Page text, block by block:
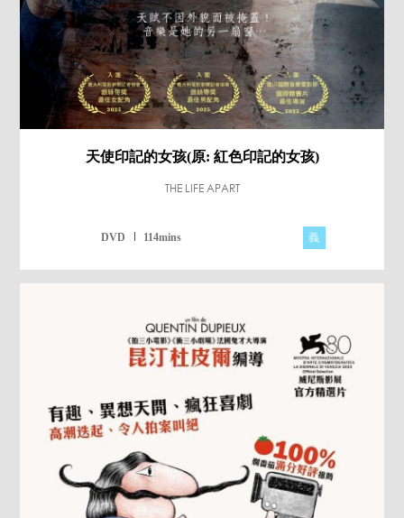
天使印記的女孩(原: 紅色印記的女孩)
THE LIFE APART
DVD 114mins 義